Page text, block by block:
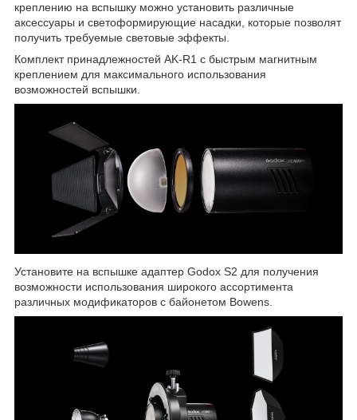
креплению на вспышку можно установить различные
аксессуары и светоформирующие насадки, которые позволят
получить требуемые световые эффекты.
Комплект принадлежностей AK-R1 с быстрым магнитным
креплением для максимального использования
возможностей вспышки.
Установите на вспышке адаптер Godox S2 для получения
возможности использования широкого ассортимента
различных модификаторов с байонетом Bowens.